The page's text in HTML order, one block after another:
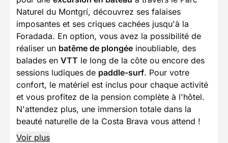
Naturel du Montgrí, découvrez ses falaises
imposantes et ses criques cachées jusqu'à la
Foradada. En option, vous avez la possibilité de
réaliser un batême de plongée inoubliable, des
balades en VTT le long de la côte ou encore des
sessions ludiques de paddle-surf. Pour votre
confort, le matériel est inclus pour chaque activité
et vous profitez de la pension complète à l'hôtel.
N'attendez plus, une immersion totale dans la
beauté naturelle de la Costa Brava vous attend !
Voir plus